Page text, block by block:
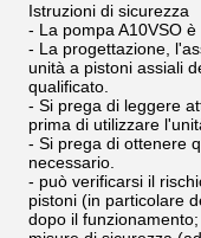
Istruzioni di sicurezza
- La pompa A10VSO
- La progettazione,
unità a pistoni assiali
qualificato.
- Si prega di leggere
prima di utilizzare
- Si prega di ottenere
necessario.
- può verificarsi il
pistoni (in particolare
dopo il